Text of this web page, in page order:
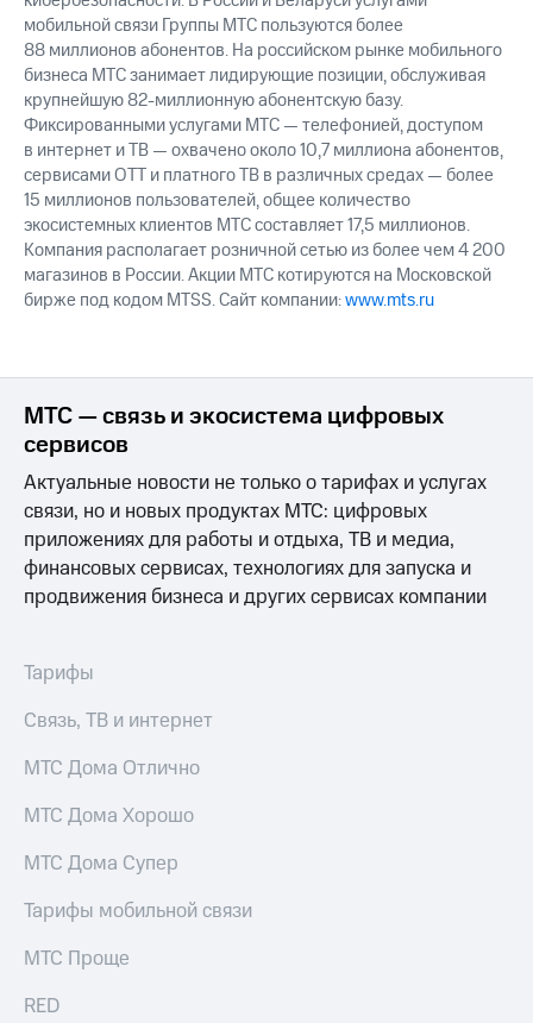
мобильной связи Группы МТС пользуются более
88 миллионов абонентов. На российском рынке мобильного
бизнеса МТС занимает лидирующие позиции, обслуживая
крупнейшую 82-миллионную абонентскую базу.
Фиксированными услугами МТС — телефонией, доступом
в интернет и ТВ — охвачено около 10,7 миллиона абонентов,
сервисами OTT и платного ТВ в различных средах — более
15 миллионов пользователей, общее количество
экосистемных клиентов МТС составляет 17,5 миллионов.
Компания располагает розничной сетью из более чем 4 200
магазинов в России. Акции МТС котируются на Московской
бирже под кодом MTSS. Сайт компании:www.mts.ru
МТС — связь и экосистема цифровых
сервисов
Актуальные новости не только о тарифах и услугах
связи, но и новых продуктах МТС: цифровых
приложениях для работы и отдыха, ТВ и медиа,
финансовых сервисах, технологиях для запуска и
продвижения бизнеса и других сервисах компании
Тарифы
Связь, ТВ и интернет
МТС Дома Отлично
МТС Дома Хорошо
МТС Дома Супер
Тарифы мобильной связи
МТС Проще
RED